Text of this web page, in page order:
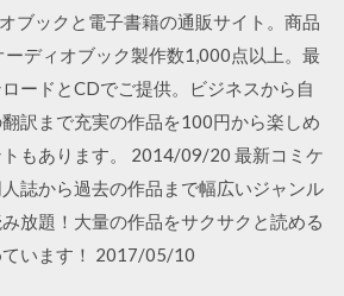
ブックと電子書籍の通販サイト。商品
ディオブック製作数1,000点以上。最
ードとCDでご提供。ビジネスから自
訳まで充実の作品を100円から楽しめ
もあります。 2014/09/20 最新コミケ
誌から過去の作品まで幅広いジャンル
放題！大量の作品をサクサクと読める
ています！ 2017/05/10